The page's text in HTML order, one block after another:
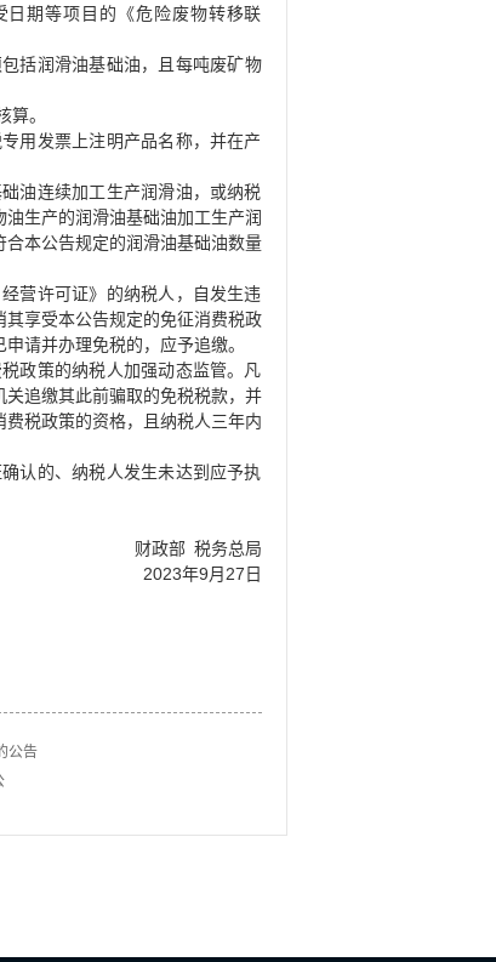
期等项目的《危险废物转移联
括润滑油基础油，且每吨废矿物
算。
用发票上注明产品名称，并在产
油连续加工生产润滑油，或纳税
生产的润滑油基础油加工生产润
本公告规定的润滑油基础油数量
营许可证》的纳税人，自发生违
享受本公告规定的免征消费税政
请并办理免税的，应予追缴。
政策的纳税人加强动态监管。凡
追缴其此前骗取的免税税款，并
税政策的资格，且纳税人三年内
认的、纳税人发生未达到应予执
财政部 税务总局
2023年9月 27 日
公告